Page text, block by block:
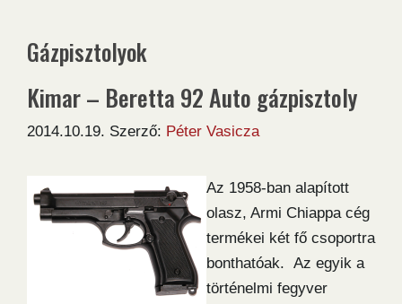
Gázpisztolyok
Kimar – Beretta 92 Auto gázpisztoly
2014.10.19. Szerző: Péter Vasicza
Az 1958-ban alapított
olasz, Armi Chiappa cég
termékei két fő csoportra
bonthatóak. Az egyik a
történelmi fegyver